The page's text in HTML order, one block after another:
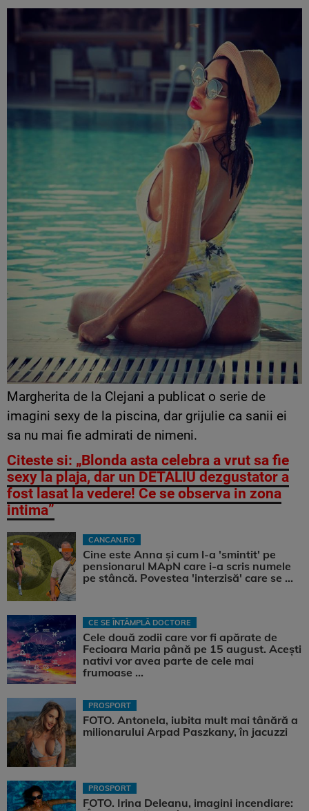
Margherita de la Clejani a publicat o serie de
imagini sexy de la piscina, dar grijulie ca sanii ei
sa nu mai fie admirati de nimeni.
Citeste si: „Blonda asta celebra a vrut sa fie
sexy la plaja, dar un DETALIU dezgustator a
fost lasat la vedere! Ce se observa in zona
intima”
CANCAN.RO
Cine este Anna și cum l-a 'smintit' pe
pensionarul MApN care i-a scris numele
pe stâncă. Povestea 'interzisă' care se ...
CE SE ÎNTÂMPLĂ DOCTORE
Cele două zodii care vor fi apărate de
Fecioara Maria până pe 15 august. Acești
nativi vor avea parte de cele mai
frumoase ...
PROSPORT
FOTO. Antonela, iubita mult mai tânără a
milionarului Arpad Paszkany, în jacuzzi
PROSPORT
FOTO. Irina Deleanu, imagini incendiare: